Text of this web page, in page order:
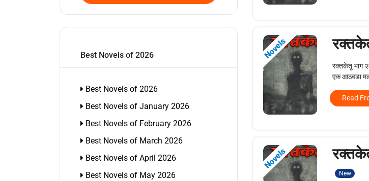
Best Novels of 2026
Best Novels of 2026
Best Novels of January 2026
Best Novels of February 2026
Best Novels of March 2026
Best Novels of April 2026
Best Novels of May 2026
Novels
रक्तकेतू भाग
एक आठवडा
Read
Novels
New